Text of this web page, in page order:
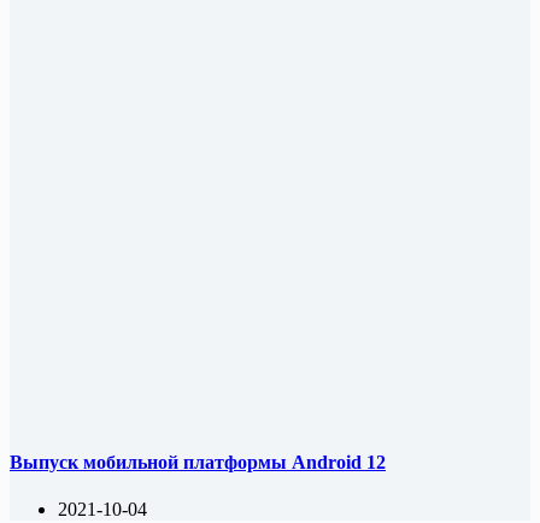
Выпуск мобильной платформы Android 12
2021-10-04